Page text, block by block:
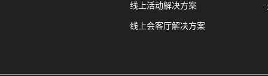
线上活动解决方案
线上会客厅解决方案